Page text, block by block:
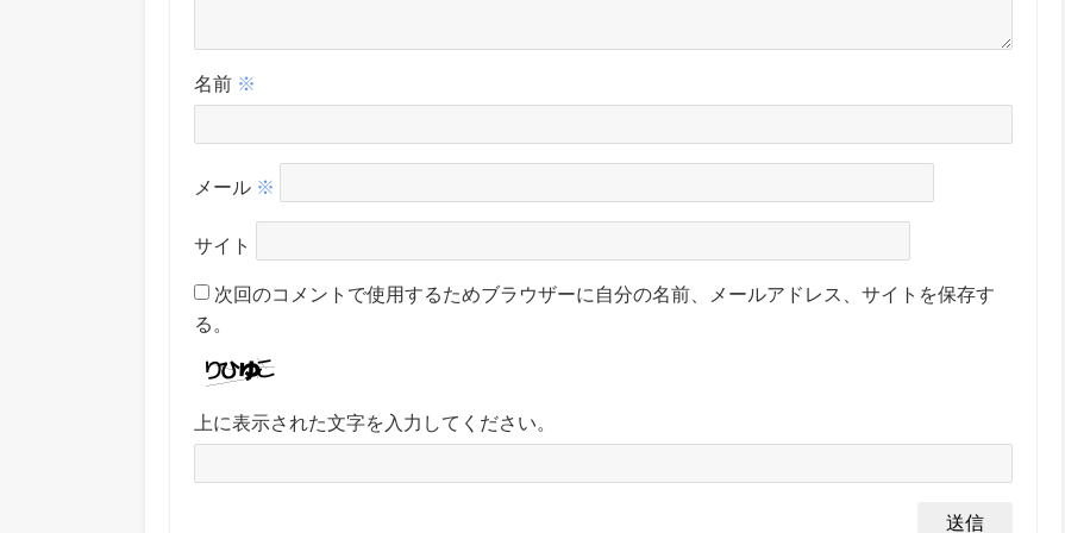
名前 ※
メール ※
サイト
次回のコメントで使用するためブラウザーに自分の名前、メールアドレス、サイトを保存す
る。
上に表示された文字を入力してください。